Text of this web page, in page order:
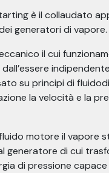
è il collaudato
generatori di vapore.
il cui
indipendente
su principi di
la velocità e la
motore il vapore
generatore di cui
di pressione